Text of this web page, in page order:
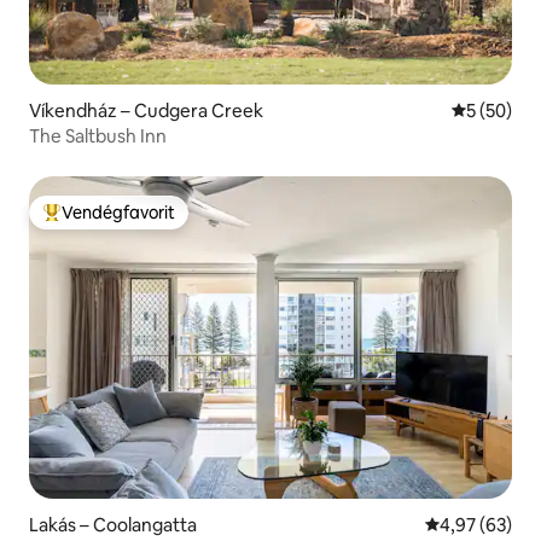
Víkendház – Cudgera Creek Átlagos
5 (50)
The Saltbush Inn
Kiemelt vendégfavorit
Vendégfavorit
Lakás – Coolangatta Átlagos
4,97 (63)